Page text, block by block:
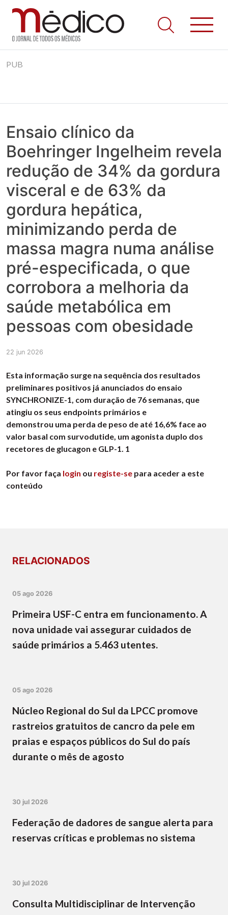
to
Jornal Médico
Médico – O Jornal de Todos os Médicos. Onde as notícias
realmente contam! Tudo o que se passa na Saúde!
PUB
Ensaio clínico da
Boehringer Ingelheim revela
redução de 34% da gordura
visceral e de 63% da
gordura hepática,
minimizando perda de
massa magra numa análise
pré-especificada, o que
corrobora a melhoria da
saúde metabólica em
pessoas com obesidade
22 jun 2026
Esta informação surge na sequência dos resultados
preliminares positivos já anunciados do ensaio
SYNCHRONIZE-1, com duração de 76 semanas, que
atingiu os seus endpoints primários e
demonstrou uma perda de peso de até 16,6% face ao
valor basal com survodutide, um agonista duplo dos
recetores de glucagon e GLP-1. 1
Por favor faça login ou registe-se para aceder a este
conteúdo
RELACIONADOS
05 ago 2026
Primeira USF-C entra em funcionamento. A
nova unidade vai assegurar cuidados de
saúde primários a 5.463 utentes.
05 ago 2026
Núcleo Regional do Sul da LPCC promove
rastreios gratuitos de cancro da pele em
praias e espaços públicos do Sul do país
durante o mês de agosto
30 jul 2026
Federação de dadores de sangue alerta para
reservas críticas e problemas no sistema
30 jul 2026
Consulta Multidisciplinar de Intervenção